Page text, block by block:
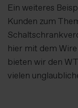
Ein weiteres
Kunden zum
hier mit dem
bieten wir den
vielen